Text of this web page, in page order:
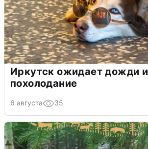
Иркутск ожидает дожди и
похолодание
6 августа 35